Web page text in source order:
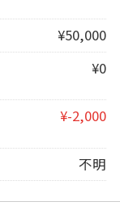
¥50,000
¥0
¥-2,000
不明